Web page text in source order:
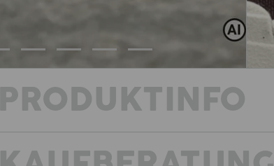
PRODUKTINFO